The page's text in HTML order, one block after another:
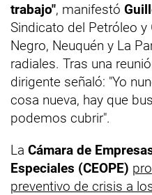
trabajo", manifestó
Sindicato del Petróleo y
Negro, Neuquén y La
radiales. Tras una
dirigente señaló: "Yo
cosa nueva, hay que
podemos cubrir".
La Cámara de
Especiales (CEOPE)
preventivo de crisis a